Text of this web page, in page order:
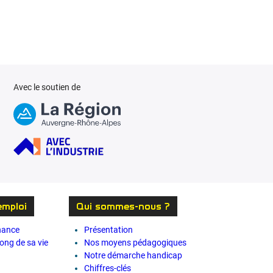
Avec le soutien de
de sa vie
Qui sommes-nous ?
Présentation
Nos moyens pédagogiques
Notre démarche handicap
Chiffres-clés